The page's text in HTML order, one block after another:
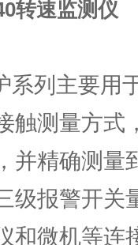
转速监测仪
列主要用
触测量方式
并精确测量
级报警开关
和微机等连